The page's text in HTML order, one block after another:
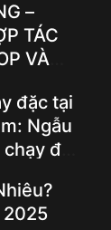
–
TÁC
VÀ
F
đặc tại
Ngẫu
đua
pháp?
2025